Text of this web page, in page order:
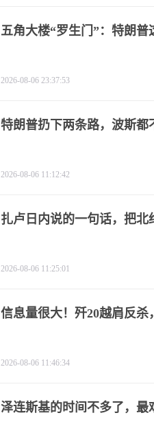
五角大楼“罗生门”：特朗
2026-08-06 23:37:53
特朗普扔下两条路，波斯都
2026-08-06 11:12:42
扎卢日内说的一句话，把北
2026-08-06 11:25:01
信息量很大！歼20越肩反杀
2026-08-06 11:46:34
泽连斯基的时间不多了，最